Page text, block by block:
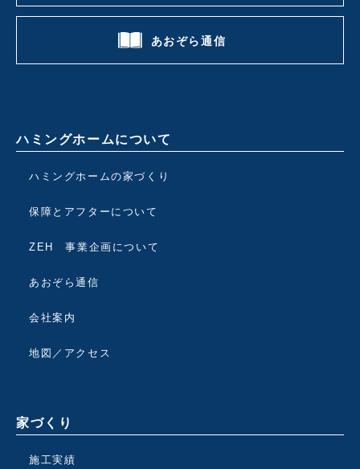
あおぞら通信
ハミングホームについて
ハミングホームの家づくり
保障とアフターについて
ZEH 事業企画について
あおぞら通信
会社案内
地図／アクセス
家づくり
施工実績